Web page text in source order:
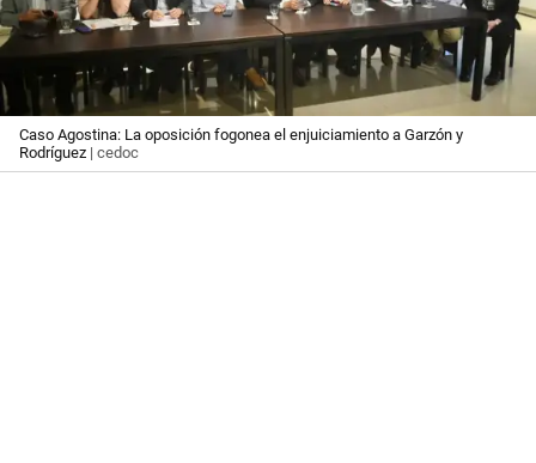
Caso Agostina: La oposición fogonea el enjuiciamiento a Garzón y
Rodríguez | cedoc